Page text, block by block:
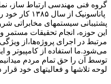
گروه فنی مهندسی ارتباط ساز،
پاناسونیک از
پشتیبانی سیستمهای مخابراتی
این حوزه، انجام تحقیقات مستمر
مرتبط در اجرای پروژه‌ها،از
می‌شود.ما استفاده از کامپیوتر و
توسط آن را حق تمام مردم
لوحه تلاشها و فعالیتهای خود قرار